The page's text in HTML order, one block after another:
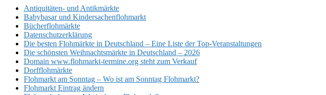
Antiquitäten- und Antikmärkte
Babybasar und Kindersachenflohmarkt
Bücherflohmärkte
Datenschutzerklärung
Die besten Flohmärkte in Deutschland – Eine Liste der Top-Veranstaltungen
Die schönsten Weihnachtsmärkte in Deutschland – 2026
Domain www.flohmarkt-termine.org steht zum Verkauf
Dorfflohmärkte
Flohmarkt am Sonntag – Wo ist am Sonntag Flohmarkt?
Flohmarkt Eintrag ändern